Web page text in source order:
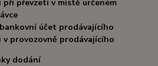
převzetí v místě určeném
účet prodávajícího
provozovně prodávajícího
dodání